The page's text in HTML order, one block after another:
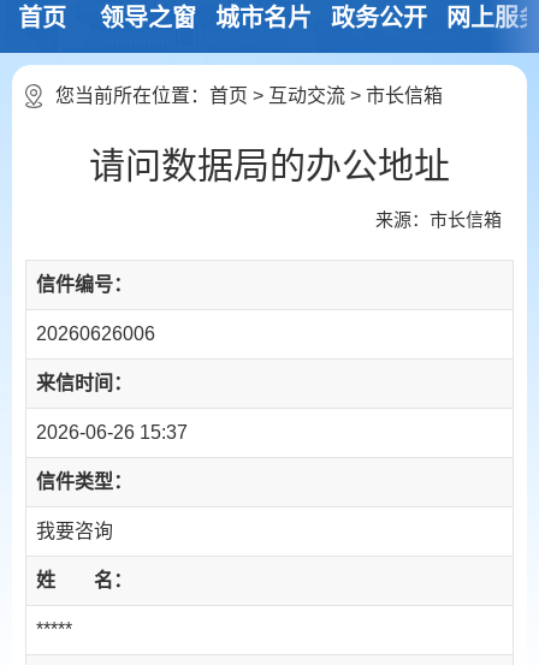
首页 领导之窗 城市名片 政务公开 网上服
您当前所在位置： 首页 > 互动交流 > 市长信箱
请问数据局的办公地址
来源：市长信箱
信件编号：
20260626006
来信时间：
2026-06-26 15:37
信件类型：
我要咨询
姓 名：
*****